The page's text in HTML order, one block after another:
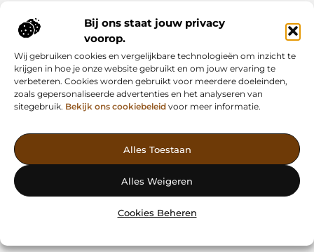
Bij ons staat jouw privacy
voorop.
Wij gebruiken cookies en vergelijkbare technologieën om inzicht te
krijgen in hoe je onze website gebruikt en om jouw ervaring te
verbeteren. Cookies worden gebruikt voor meerdere doeleinden,
zoals gepersonaliseerde advertenties en het analyseren van
sitegebruik. Bekijk ons cookiebeleid voor meer informatie.
Alles Toestaan
Alles Weigeren
Cookies Beheren
Vind Inspiratie, Deel Inzichten
waardevolle artikelen en effectieve advertenties. Ontdek, leer en
deel jouw verhaal vandaag nog!
Onze informatie